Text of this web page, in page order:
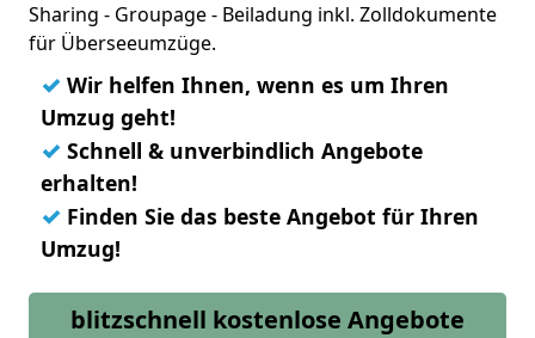
Sharing - Groupage - Beiladung inkl. Zolldokumente
für Überseeumzüge.
✓ Wir helfen Ihnen, wenn es um Ihren
Umzug geht!
✓ Schnell & unverbindlich Angebote
erhalten!
✓ Finden Sie das beste Angebot für Ihren
Umzug!
blitzschnell kostenlose Angebote